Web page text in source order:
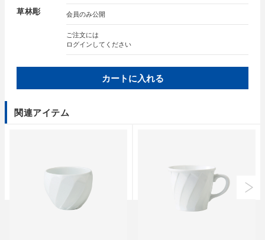
草林彫 会員のみ公開
ご注文には
ログイン してください
カートに入れる
関連アイテム